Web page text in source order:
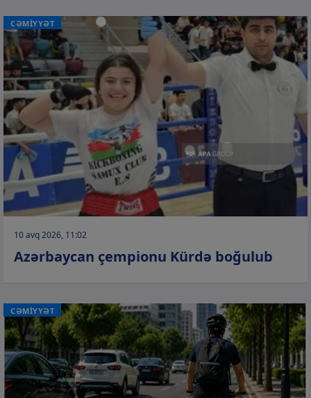
CƏMİYYƏT
10 avq 2026, 11:02
Azərbaycan çempionu Kürdə boğulub
CƏMİYYƏT